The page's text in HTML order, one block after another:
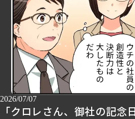
2026/07/07
「クロレさん、御社の記念